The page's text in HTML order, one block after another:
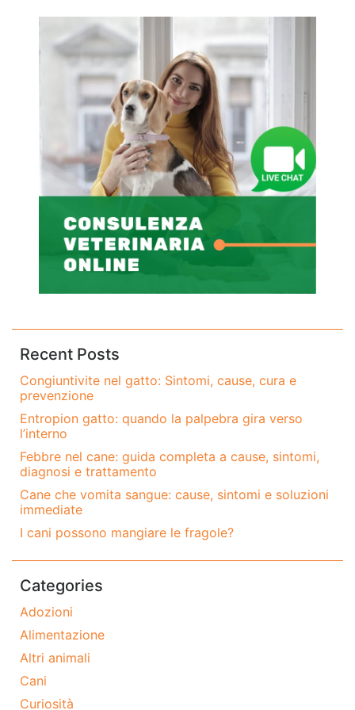
Recent Posts
Congiuntivite nel gatto: Sintomi, cause, cura e
prevenzione
Entropion gatto: quando la palpebra gira verso
l’interno
Febbre nel cane: guida completa a cause, sintomi,
diagnosi e trattamento
Cane che vomita sangue: cause, sintomi e soluzioni
immediate
I cani possono mangiare le fragole?
Categories
Adozioni
Alimentazione
Altri animali
Cani
Curiosità